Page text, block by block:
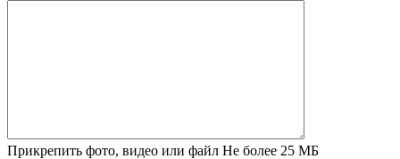
Прикрепить фото, видео или файл Не более 25 МБ